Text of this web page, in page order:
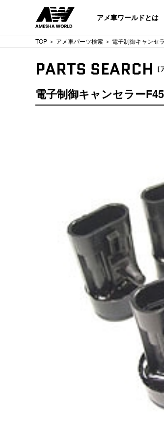
アメ車ワールドとは
TOP ＞ アメ車パーツ検索 ＞ 電子制御キャンセ
PARTS SEARCH
電子制御キャンセラー